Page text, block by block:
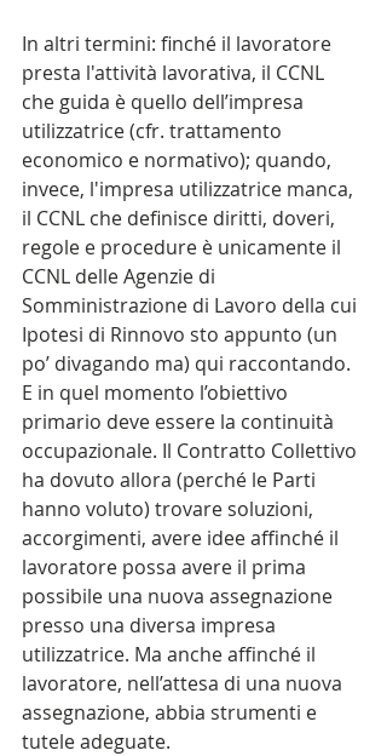
In altri termini: finché il lavoratore
presta l'attività lavorativa, il CCNL
che guida è quello dell’impresa
utilizzatrice (cfr. trattamento
economico e normativo); quando,
invece, l'impresa utilizzatrice manca,
il CCNL che definisce diritti, doveri,
regole e procedure è unicamente il
CCNL delle Agenzie di
Somministrazione di Lavoro della cui
Ipotesi di Rinnovo sto appunto (un
po’ divagando ma) qui raccontando.
E in quel momento l’obiettivo
primario deve essere la continuità
occupazionale. Il Contratto Collettivo
ha dovuto allora (perché le Parti
hanno voluto) trovare soluzioni,
accorgimenti, avere idee affinché il
lavoratore possa avere il prima
possibile una nuova assegnazione
presso una diversa impresa
utilizzatrice. Ma anche affinché il
lavoratore, nell’attesa di una nuova
assegnazione, abbia strumenti e
tutele adeguate.